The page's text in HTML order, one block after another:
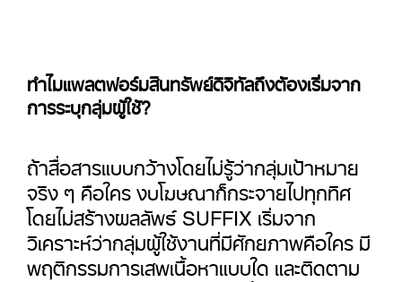
ทำไมแพลตฟอร์มสินทรัพย์ดิจิทัลถึงต้องเริ่มจาก
การระบุกลุ่มผู้ใช้?
ถ้าสื่อสารแบบกว้างโดยไม่รู้ว่ากลุ่มเป้าหมาย
จริง ๆ คือใคร งบโฆษณาก็กระจายไปทุกทิศ
โดยไม่สร้างผลลัพธ์ SUFFIX เริ่มจาก
วิเคราะห์ว่ากลุ่มผู้ใช้งานที่มีศักยภาพคือใคร มี
พฤติกรรมการเสพเนื้อหาแบบใด และติดตาม